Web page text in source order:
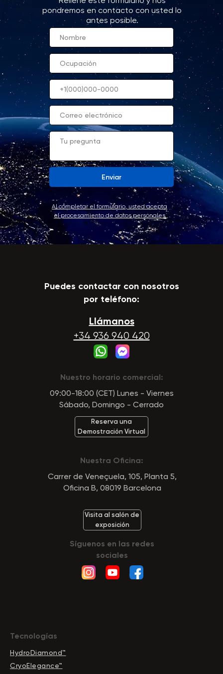
Enviar
pondremos en contacto con usted lo
antes posible.
Al completar el formulario, usted acepta
el procesamiento de datos personales
Llámanos
+34 936 940 420
Puedes contactar con nosotros
por teléfono:
Nuestro horario comercial:
09:00-18:00 (CET) Lunes - Viernes
Sábado, Domingo - Cerrado
Nuestra Oficina:
Carrer de Veneçuela, 105, Planta 5,
Oficina B, 08019 Barcelona
Reserva una
Demostración Virtual
Visita al salón de
exposición
Síguenos en las redes
sociales
Tecnologías
HydroDiamond™
CryoElegance™